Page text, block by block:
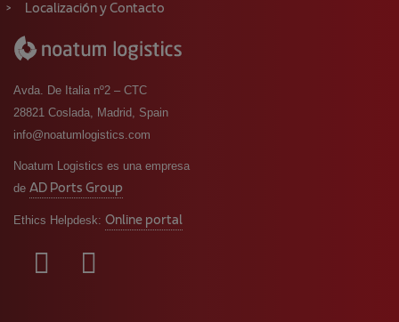
Localización y Contacto
Avda. De Italia nº2 – CTC
28821 Coslada, Madrid, Spain
info@noatumlogistics.com
Noatum Logistics es una empresa
de AD Ports Group
Ethics Helpdesk: Online portal